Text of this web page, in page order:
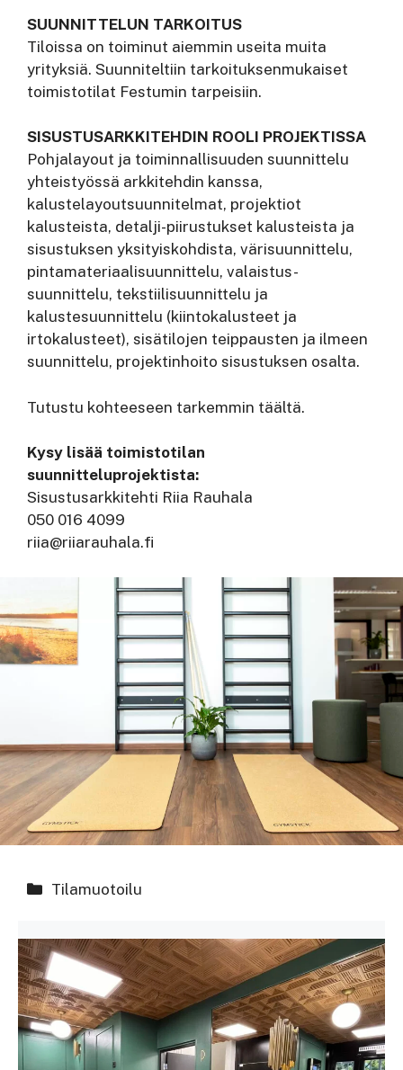
SUUNNITTELUN TARKOITUS
Tiloissa on toiminut aiemmin useita muita
yrityksiä. Suunniteltiin tarkoituksenmukaiset
toimistotilat Festumin tarpeisiin.
SISUSTUSARKKITEHDIN ROOLI PROJEKTISSA
Pohjalayout ja toiminnallisuuden suunnittelu
yhteistyössä arkkitehdin kanssa,
kalustelayoutsuunnitelmat, projektiot
kalusteista, detalji-piirustukset kalusteista ja
sisustuksen yksityiskohdista, värisuunnittelu,
pintamateriaalisuunnittelu, valaistus-
suunnittelu, tekstiilisuunnittelu ja
kalustesuunnittelu (kiintokalusteet ja
irtokalusteet), sisätilojen teippausten ja ilmeen
suunnittelu, projektinhoito sisustuksen osalta.
Tutustu kohteeseen tarkemmin täältä.
Kysy lisää toimistotilan
suunnitteluprojektista:
Sisustusarkkitehti Riia Rauhala
050 016 4099
riia@riiarauhala.fi
Kategoriat
Tilamuotoilu